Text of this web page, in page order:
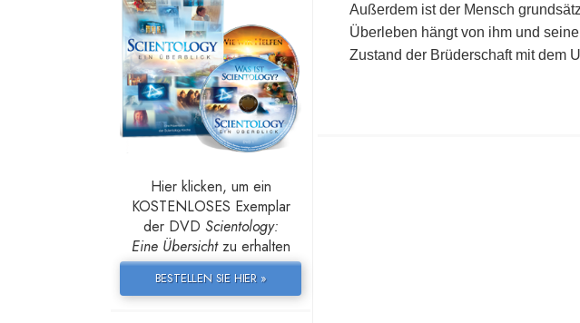
Außerdem ist der Mensch
Überleben hängt von ihm und
Zustand der Brüderschaft mit dem
Hier klicken, um ein
KOSTENLOSES Exemplar
der DVD Scientology:
Eine Übersichtzu erhalten
BESTELLEN SIE HIER »